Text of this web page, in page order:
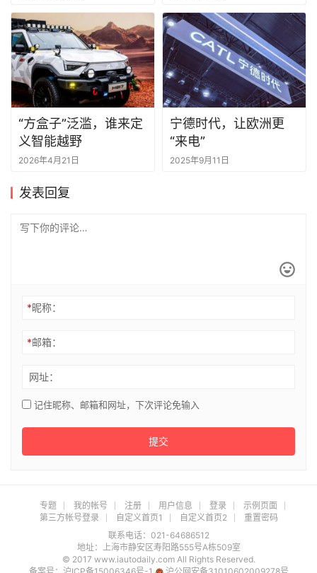
“方盒子”泛滥，谁来定
义智能越野
2026年4月21日
宁德时代，让欧洲更
“来电”
2025年9月11日
发表回复
*昵称：
*邮箱：
网址：
记住昵称、邮箱和网址，下次评论免输入
提交
专题 我的帐号 注册 用户信息 登录
示例页面
第三方帐号登录
自定义首页1 自定义首页2
重置密码
联系电话：021-64686512
地址：上海市静安区寿阳路555号A栋509室
© 2017 www.iautodaily.com All Rights Reserved.